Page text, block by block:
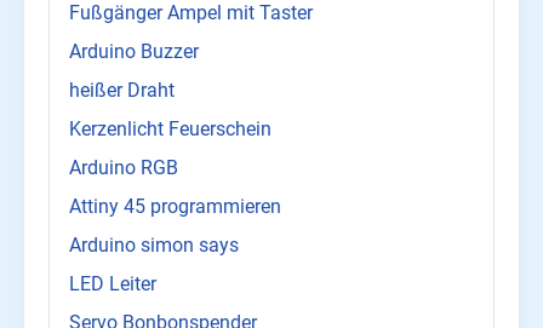
Fußgänger Ampel mit Taster
Arduino Buzzer
heißer Draht
Kerzenlicht Feuerschein
Arduino RGB
Attiny 45 programmieren
Arduino simon says
LED Leiter
Servo Bonbonspender